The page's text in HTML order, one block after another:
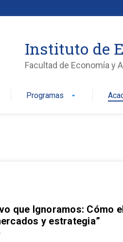
Instituto de
Facultad de Economía y
Programas arrow_drop_down
que Ignoramos: Cómo
y estrategia”